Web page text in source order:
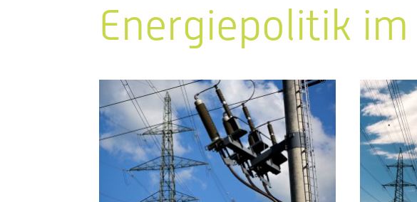
Energiepolitik im